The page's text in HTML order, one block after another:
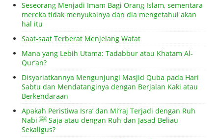
Seseorang Menjadi Imam Bagi Orang Islam, sementara
mereka tidak menyukainya dan dia mengetahui akan
hal itu
Saat-saat Terberat Menjelang Wafat
Mana yang Lebih Utama: Tadabbur atau Khatam Al-
Qur’an?
Disyariatkannya Mengunjungi Masjid Quba pada Hari
Sabtu dan Mendatanginya dengan Berjalan Kaki atau
Berkendaraan
Apakah Peristiwa Isra’ dan Mi’raj Terjadi dengan Ruh
Nabi ﷺ Saja atau dengan Ruh dan Jasad Beliau
Sekaligus?